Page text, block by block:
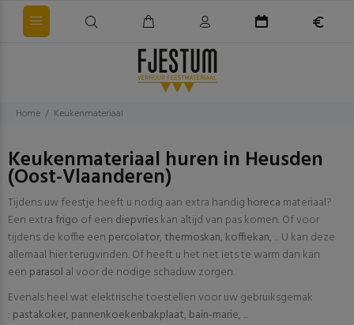
Home Keukenmateriaal
Keukenmateriaal huren in Heusden
(Oost-Vlaanderen)
Tijdens uw feestje heeft u nodig aan extra handig horeca materiaal?
Een extrafrigo of een diepvrieskan altijd van pas komen. Of voor
tijdens de koffie een percolator, thermoskan, koffiekan, ... U kan deze
allemaal hier terugvinden. Of heeft u het net iets te warm dan kan
een parasol al voor de nodige schaduw zorgen.
Evenals heel wat elektrische toestellen voor uw gebruiksgemak
: pastakoker, pannenkoekenbakplaat, bain-marie, ...